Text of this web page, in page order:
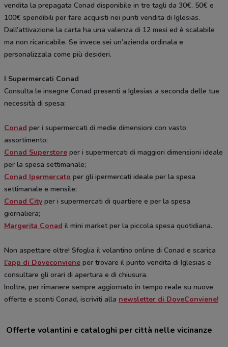
vendita la prepagata Conad disponibile in tre tagli da 30€, 50€ e
100€ spendibili per fare acquisti nei punti vendita di Iglesias.
Dall’attivazione la carta ha una valenza di 12 mesi ed è scalabile
ma non ricaricabile. Se invece sei un’azienda ordinala e
personalizzala come più desideri.
I Supermercati Conad
Consulta le insegne Conad presenti a Iglesias a seconda delle tue
necessità di spesa:
Conad per i supermercati di medie dimensioni con vasto
assortimento;
Conad Superstore per i supermercati di maggiori dimensioni ideale
per la spesa settimanale;
Conad Ipermercato per gli ipermercati ideale per la spesa
settimanale e mensile;
Conad City per i supermercati di quartiere e per la spesa
giornaliera;
Margerita Conad il mini market per la piccola spesa quotidiana.
Non aspettare oltre! Sfoglia il volantino online di Conad e scarica
l’app di Doveconviene per trovare il punto vendita di Iglesias e
consultare gli orari di apertura e di chiusura.
Inoltre, per rimanere sempre aggiornato in tempo reale su nuove
offerte e sconti Conad, iscriviti alla newsletter di DoveConviene!
Offerte volantini e cataloghi per città nelle vicinanze